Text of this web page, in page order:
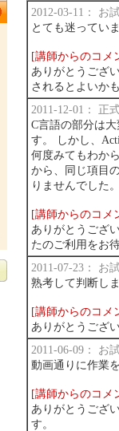
2012-03-11： お
とても迷ってい
[講師からのコメ
ありがとうござ
されるとよいか
2011-12-01： 正
C言語の部分は
す。 しかし、
何度みてもわか
から、同じ項目
りませんでした
[講師からのコメ
ありがとうござ
たのご利用をお
2011-07-23： お
熟考して判断し
[講師からのコメ
ありがとうござ
2011-06-09： お
動画通りに作業
[講師からのコメ
ありがとうござ
す。